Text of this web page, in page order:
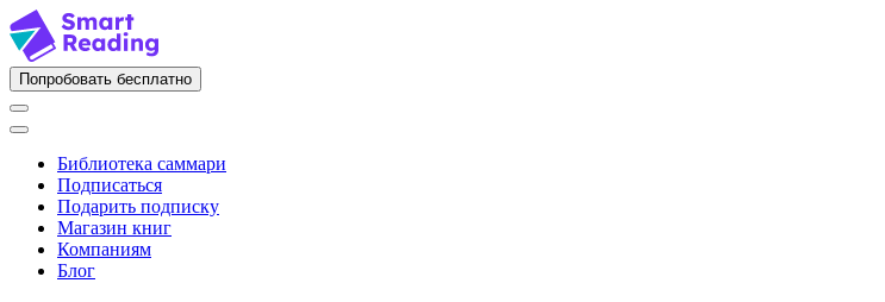
Попробовать бесплатно
Библиотека саммари
Подписаться
Подарить подписку
Магазин книг
Компаниям
Блог